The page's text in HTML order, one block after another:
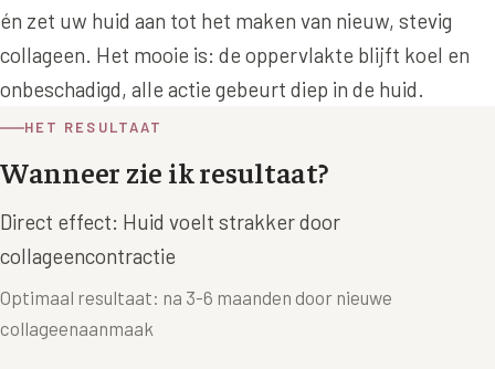
Hyperpigmentatie
Overmatig zweten
Kaalheid en haarverlies
Plexr Soft Surgery
PRP-behandeling
RRS HA Eyes
Tretinoïne (vitamine A zuur) crème
XL Hair
Alle behandelingen →
én zet uw huid aan tot het maken van nieuw, stevig
collageen. Het mooie is: de oppervlakte blijft koel en
onbeschadigd, alle actie gebeurt diep in de huid.
HET RESULTAAT
Wanneer zie ik resultaat?
Direct effect: Huid voelt strakker door
collageencontractie
Optimaal resultaat: na 3-6 maanden door nieuwe
collageenaanmaak